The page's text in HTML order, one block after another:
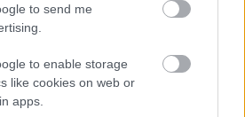
to send me
to enable storage
like cookies on web or
apps.
viták – a miniszter
javaslatát az előkészítő bizottság
felgyorsuló események azonban
becikkelyezésére. Miután
kiéleződő konfliktusa 1848